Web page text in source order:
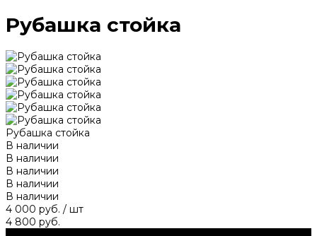
Рубашка стойка
Рубашка стойка
В наличии
В наличии
В наличии
В наличии
В наличии
4 000 руб. / шт
4 800 руб.